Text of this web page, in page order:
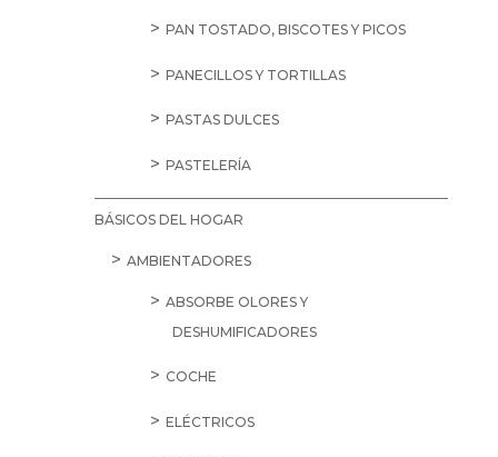
PAN TOSTADO, BISCOTES Y PICOS
PANECILLOS Y TORTILLAS
PASTAS DULCES
PASTELERÍA
BÁSICOS DEL HOGAR
AMBIENTADORES
ABSORBE OLORES Y
DESHUMIFICADORES
COCHE
ELÉCTRICOS